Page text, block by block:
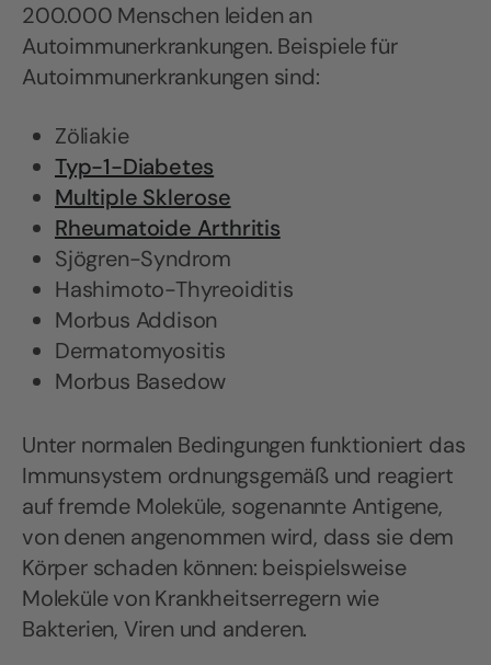
200.000 Menschen leiden an
Autoimmunerkrankungen. Beispiele für
Autoimmunerkrankungen sind:
Zöliakie
Typ-1-Diabetes
Multiple Sklerose
Rheumatoide Arthritis
Sjögren-Syndrom
Hashimoto-Thyreoiditis
Morbus Addison
Dermatomyositis
Morbus Basedow
Unter normalen Bedingungen funktioniert das
Immunsystem ordnungsgemäß und reagiert
auf fremde Moleküle, sogenannte Antigene,
von denen angenommen wird, dass sie dem
Körper schaden können: beispielsweise
Moleküle von Krankheitserregern wie
Bakterien, Viren und anderen.